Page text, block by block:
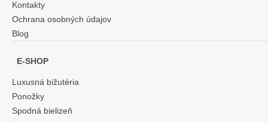
Kontakty
Ochrana osobných údajov
Blog
E-SHOP
Luxusná bižutéria
Ponožky
Spodná bielizeň